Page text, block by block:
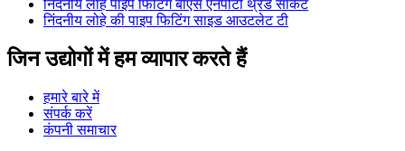
निंदनीय लौह पाइप फिटिंग बीएस एनपीटी थ्रेड सॉकेट
निंदनीय लोहे की पाइप फिटिंग साइड आउटलेट टी
जिन उद्योगों में हम व्यापार करते हैं
हमारे बारे में
संपर्क करें
कंपनी समाचार